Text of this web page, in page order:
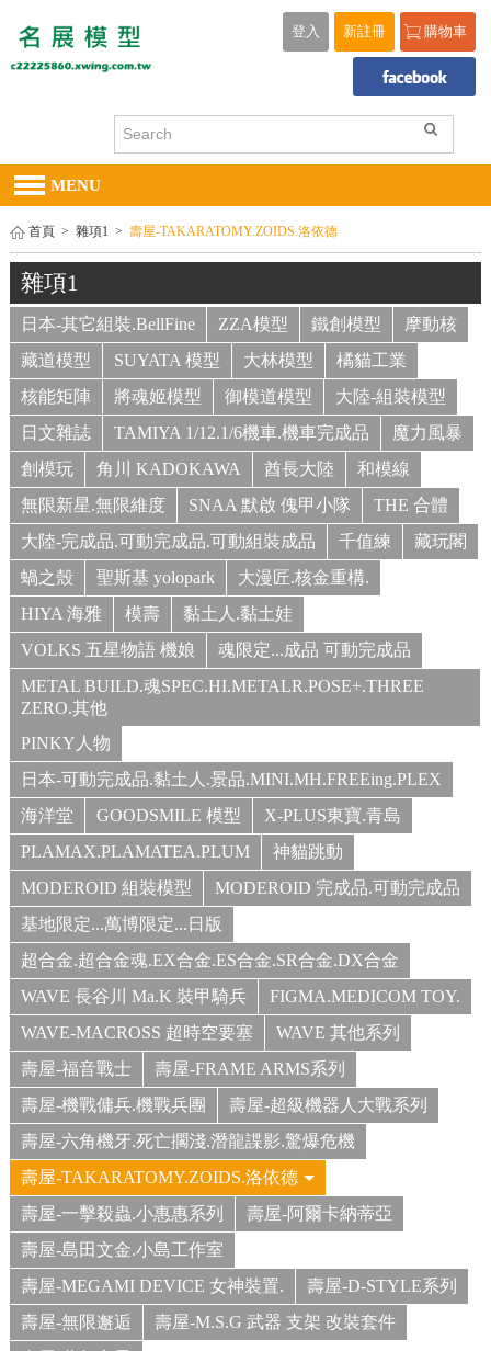
購物車
新註冊
登入
MENU
首頁 > 雜項1 > 壽屋-TAKARATOMY.ZOIDS.洛依德
雜項1
日本-其它組裝.BellFine ZZA模型 鐵創模型
摩動核
藏道模型
SUYATA 模型 大林模型
橘貓工業
核能矩陣
將魂姬模型 御模道模型
大陸-組裝模型
日文雜誌
TAMIYA 1/12.1/6機車.機車完成品
魔力風暴
創模玩
角川 KADOKAWA 酋長大陸
和模線
無限新星.無限維度
SNAA 默啟 傀甲小隊
THE 合體
大陸-完成品.可動完成品.可動組裝成品
千值練
藏玩閣
蝸之殼
聖斯基 yolopark
大漫匠.核金重構.
HIYA 海雅
模壽
黏土人.黏土娃
VOLKS 五星物語 機娘
魂限定...成品 可動完成品
METAL BUILD.魂SPEC.HI.METALR.POSE+.THREE
ZERO.其他
PINKY人物
日本-可動完成品.黏土人.景品.MINI.MH.FREEing.PLEX
海洋堂
GOODSMILE 模型
X-PLUS東寶.青島
PLAMAX.PLAMATEA.PLUM
神貓跳動
MODEROID 組裝模型
MODEROID 完成品.可動完成品
基地限定...萬博限定...日版
超合金.超合金魂.EX合金.ES合金.SR合金.DX合金
WAVE 長谷川 Ma.K 裝甲騎兵
FIGMA.MEDICOM TOY.
WAVE-MACROSS 超時空要塞
WAVE 其他系列
壽屋-福音戰士
壽屋-FRAME ARMS系列
壽屋-機戰傭兵.機戰兵團
壽屋-超級機器人大戰系列
壽屋-六角機牙.死亡擱淺.潛龍諜影.驚爆危機
壽屋-TAKARATOMY.ZOIDS.洛依德
壽屋-一擊殺蟲.小惠惠系列
壽屋-阿爾卡納蒂亞
壽屋-島田文金.小島工作室
壽屋-MEGAMI DEVICE 女神裝置.
壽屋-D-STYLE系列
壽屋-無限邂逅
壽屋-M.S.G 武器 支架 改裝套件